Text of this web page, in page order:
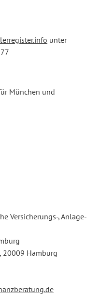
unter
München und
Versicherungs-, Anlage-
20009 Hamburg